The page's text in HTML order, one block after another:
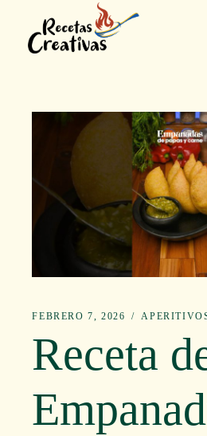
contenido
FEBRERO 7, 2026
Receta